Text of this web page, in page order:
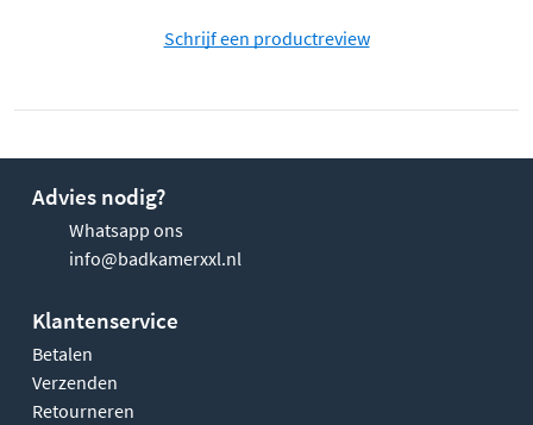
Schrijf een productreview
Advies nodig?
Whatsapp ons
info@badkamerxxl.nl
Klantenservice
Betalen
Verzenden
Retourneren